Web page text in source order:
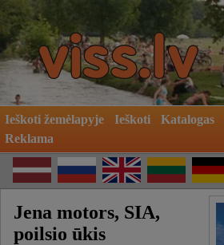
Ieškoti žemėlapyje Ieškoti Katalogas
Reklama
Jena motors, SIA,
poilsio ūkis